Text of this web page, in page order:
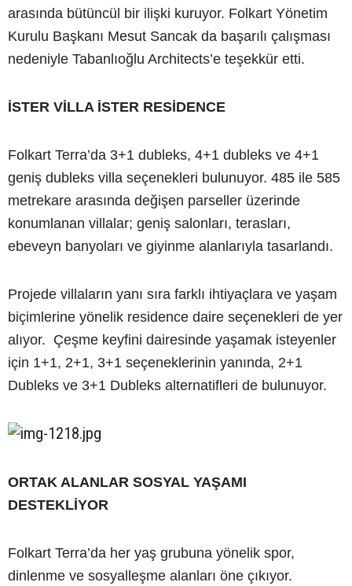
arasında bütüncül bir ilişki kuruyor. Folkart Yönetim
Kurulu Başkanı Mesut Sancak da başarılı çalışması
nedeniyle Tabanlıoğlu Architects’e teşekkür etti.
İSTER VİLLA İSTER RESİDENCE
Folkart Terra’da 3+1 dubleks, 4+1 dubleks ve 4+1
geniş dubleks villa seçenekleri bulunuyor. 485 ile 585
metrekare arasında değişen parseller üzerinde
konumlanan villalar; geniş salonları, terasları,
ebeveyn banyoları ve giyinme alanlarıyla tasarlandı.
Projede villaların yanı sıra farklı ihtiyaçlara ve yaşam
biçimlerine yönelik residence daire seçenekleri de yer
alıyor. Çeşme keyfini dairesinde yaşamak isteyenler
için 1+1, 2+1, 3+1 seçeneklerinin yanında, 2+1
Dubleks ve 3+1 Dubleks alternatifleri de bulunuyor.
ORTAK ALANLAR SOSYAL YAŞAMI
DESTEKLİYOR
Folkart Terra’da her yaş grubuna yönelik spor,
dinlenme ve sosyalleşme alanları öne çıkıyor.